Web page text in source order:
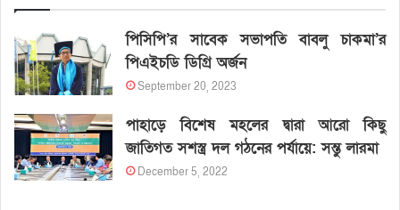
পিসিপি’র সাবেক সভাপতি বাবলু চাকমা’র
পিএইচডি ডিগ্রি অর্জন
September 20, 2023
পাহাড়ে বিশেষ মহলের দ্বারা আরো কিছু
জাতিগত সশস্ত্র দল গঠনের পর্যায়ে: সন্তু লারমা
December 5, 2022